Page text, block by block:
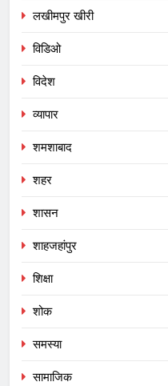
लखीमपुर खीरी
विडिओ
विदेश
व्यापार
शमशाबाद
शहर
शासन
शाहजहांपुर
शिक्षा
शोक
समस्या
सामाजिक